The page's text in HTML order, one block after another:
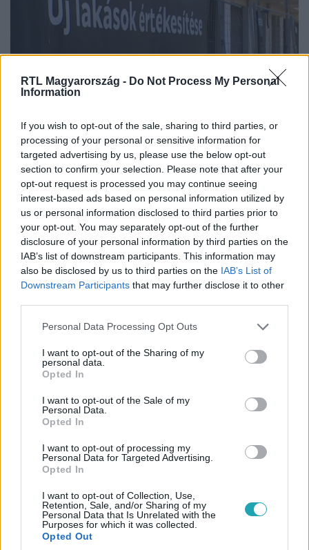
RTL Magyarország - Do Not Process My Personal
Information
If you wish to opt-out of the sale, sharing to third parties, or
processing of your personal or sensitive information for
targeted advertising by us, please use the below opt-out
section to confirm your selection. Please note that after your
opt-out request is processed you may continue seeing
interest-based ads based on personal information utilized by
us or personal information disclosed to third parties prior to
your opt-out. You may separately opt-out of the further
disclosure of your personal information by third parties on the
IAB’s list of downstream participants. This information may
also be disclosed by us to third parties on the IAB’s List of
Downstream Participants that may further disclose it to other
Please note that this website/app uses one or more Google
not limited to your visit or usage behaviour. You may click to
grant or deny consent to Google and its third-party tags to
use your data for below specified purposes in below Google
consent section.
Personal Data Processing Opt Outs
I want to opt-out of the Sharing of my
personal data.
Opted In
I want to opt-out of the Sale of my
Personal Data.
Opted In
I want to opt-out of processing my
Personal Data for Targeted Advertising.
Opted In
I want to opt-out of Collection, Use,
Retention, Sale, and/or Sharing of my
Personal Data that Is Unrelated with the
Purposes for which it was collected.
Opted Out
Drágán vetted fel a hitelt? Így spórolhatsz meg
milliókat a visszafizetésnél
Aki az elmúlt két évben a csúcskamatok idején vett fel
hitelt, most szívhatja a fogát a törlesztőrészletek miatt.
Ebbe azonban nem kell belenyugodni akár évtizedekre,
kereshetünk olcsóbb ajánlatot. A drága
jelzálogkölcsönöket fölvevők közül már sokaknak
eljöhetett a hitelkiváltás ideje. A szerződések apróbetűs
részei persze rejthetnek buktatókat, plusz kiadásokat, de
az akár havi több tízezres megtakarításnál még így is
megérheti lecserélni a hitelünket.
2024. július 30. 8:01
Látszólag semmit sem tesz a kormány, hogy
visszaszerezze a milliárdokat az orosz kémbanktól
A cégnyilvántartásban nincs nyoma annak a a csőd- vagy
felszámolási eljárásnak, amelyről Gulyás Gergely
korábban többször is állította, hogy zajlik.